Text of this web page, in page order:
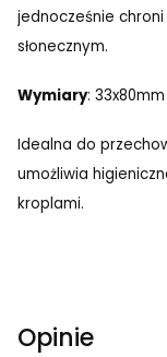
jednocześnie
słonecznym.
Wymiary: 33x80mm
Idealna do
umożliwia
kroplami.
Opinie